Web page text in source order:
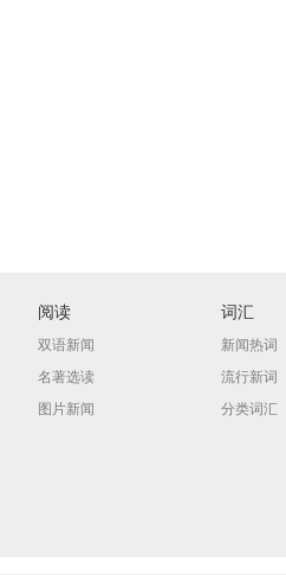
阅读
双语新闻
名著选读
图片新闻
词汇
新闻热词
流行新词
分类词汇